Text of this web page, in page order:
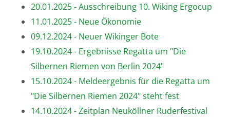
20.01.2025 - Ausschreibung 10. Wiking Ergocup
11.01.2025 - Neue Ökonomie
09.12.2024 - Neuer Wikinger Bote
19.10.2024 - Ergebnisse Regatta um "Die
Silbernen Riemen von Berlin 2024"
15.10.2024 - Meldeergebnis für die Regatta um
"Die Silbernen Riemen 2024" steht fest
14.10.2024 - Zeitplan Neuköllner Ruderfestival